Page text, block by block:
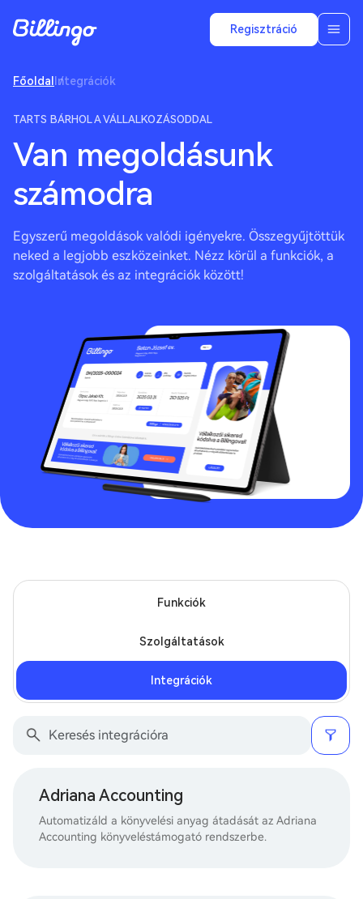
Regisztráció
Főoldal Integrációk
TARTS BÁRHOL A VÁLLALKOZÁSODDAL
Van megoldásunk
számodra
Egyszerű megoldások valódi igényekre. Összegyűjtöttük
neked a legjobb eszközeinket. Nézz körül a funkciók, a
szolgáltatások és az integrációk között!
Funkciók
Szolgáltatások
Integrációk
Adriana Accounting
Automatizáld a könyvelési anyag átadását az Adriana
Accounting könyveléstámogató rendszerbe.